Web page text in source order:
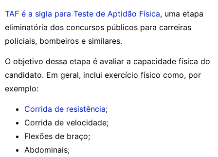
TAF é a sigla para Teste de Aptidão Física, uma etapa
eliminatória dos concursos públicos para carreiras
policiais, bombeiros e similares.
O objetivo dessa etapa é avaliar a capacidade física do
candidato. Em geral, inclui exercício físico como, por
exemplo:
Corrida de resistência;
Corrida de velocidade;
Flexões de braço;
Abdominais;